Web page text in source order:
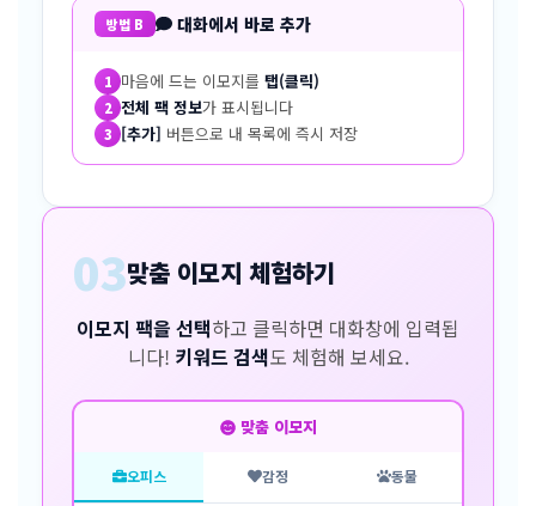
방법 B 대화에서 바로 추가
1 마음에 드는 이모지를 탭(클릭)
2 전체 팩 정보가 표시됩니다
3 [추가] 버튼으로 내 목록에 즉시 저장
03맞춤 이모지 체험하기
이모지 팩을 선택하고 클릭하면 대화창에 입력됩
니다! 키워드 검색도 체험해 보세요.
맞춤 이모지
오피스 감정 동물